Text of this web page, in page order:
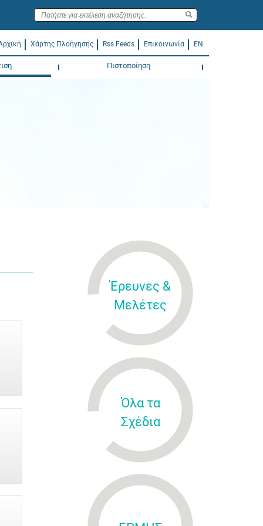
Χάρτης Πλοήγησης Rss Feeds Επικοινωνία EN
Πιστοποίηση
Έρευνες &
Μελέτες
Όλα τα
Σχέδια